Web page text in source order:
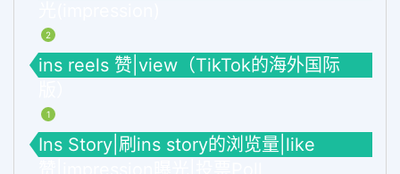
2
ins reels 赞|view（TikTok的海外国际
1
Ins Story|刷ins story的浏览量|like